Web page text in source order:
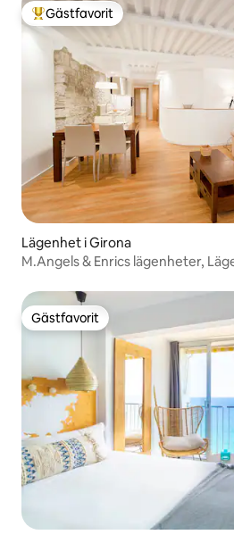
Populär gästfavorit
Gästfavorit
Lägenhet i Girona
M.Angels & Enrics lägenheter,
Gästfavorit
Gästfavorit